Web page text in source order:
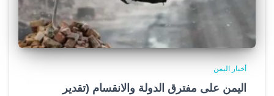
أخبار اليمن
اليمن على مفترق الدولة والانقسام (تقدير